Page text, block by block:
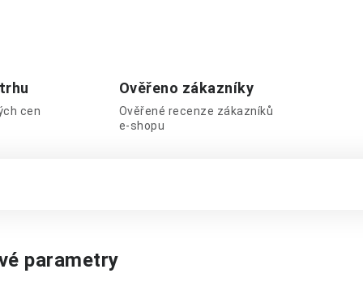
cen
Ověřeno zákazníky
Ověřené recenze zákazníků
e-shopu
parametry